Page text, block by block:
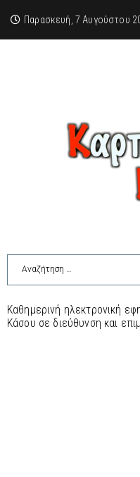
Παρασκευή, 7 Αυγούστου
Καθημερινή ηλεκτρονική
Κάσου σε διεύθυνση και